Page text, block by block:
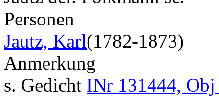
Personen
Jautz, Karl(1782-1873)
Anmerkung
s. Gedicht INr 131444, Obj